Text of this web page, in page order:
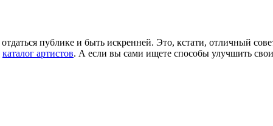
публике и быть искренней. Это, кстати, отличный
каталог артистов. А если вы сами ищете способы улучшить